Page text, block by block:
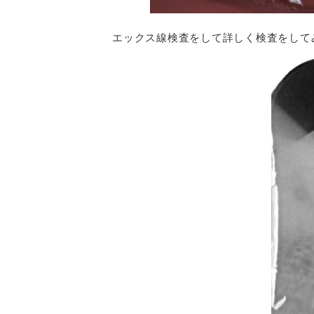
エックス線検査をして詳しく検査をして